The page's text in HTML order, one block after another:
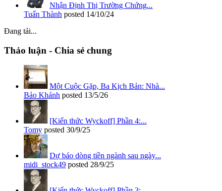
Nhận Định Thị Trường Chứng...
Tuấn Thành posted 14/10/24
Đang tải...
Thảo luận - Chia sẻ chung
Một Cuộc Gặp, Ba Kịch Bản: Nhà...
Bảo Khánh posted 13/5/26
[Kiến thức Wyckoff] Phần 4:...
Tomy posted 30/9/25
Dự báo dòng tiền ngành sau ngày...
midi_stock49 posted 28/9/25